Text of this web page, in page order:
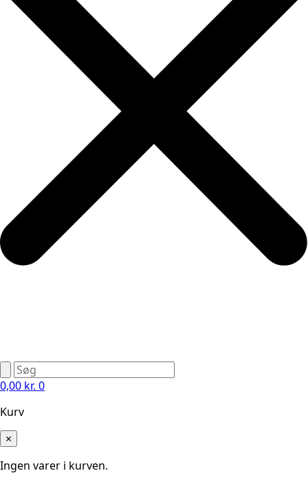
0,00 kr. 0
Kurv
×
Ingen varer i kurven.